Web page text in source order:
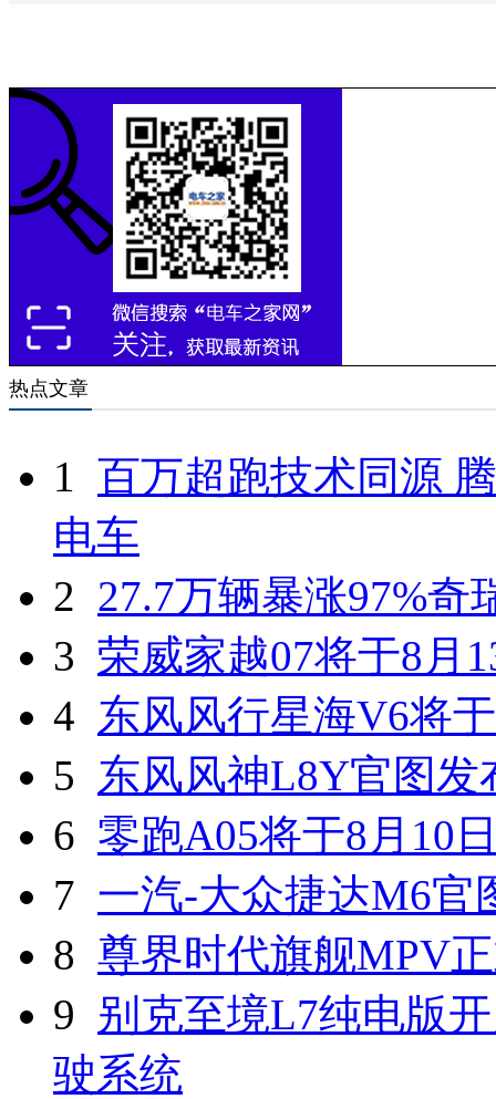
热点文章
1 百万超跑技术同源
电车
2 27.7万辆暴涨97%奇
3 荣威家越07将于8月
4 东风风行星海V6将
5 东风风神L8Y官图发
6 零跑A05将于8月10
7 一汽-大众捷达M6官
8 尊界时代旗舰MPV
9 别克至境L7纯电版
驶系统